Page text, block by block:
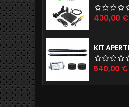
Prezzo
400,00 €
Prezzo
540,00 €